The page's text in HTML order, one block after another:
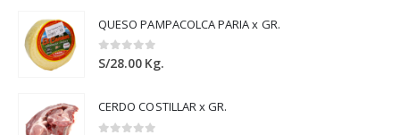
QUESO PAMPACOLCA PARIA x GR.
0out of 5
S/28.00 Kg.
CERDO COSTILLAR x GR.